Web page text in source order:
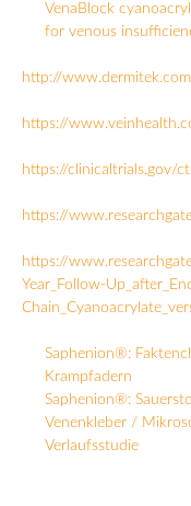
VenaBlock
for venous
http://
https://
https://clinicaltrials.gov/
https://
https://
Year_Follow-
Saphenion®:
Krampfadern
Saphenion®:
Venenkleber /
Verlaufsstudie